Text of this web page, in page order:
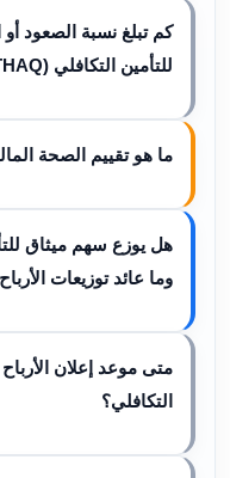
كم تبلغ نسبة الصعود
للتأمين التكافلي (METHAQ) بحسب المحللين؟
ما هو تقييم الصحة
وما عائد توزيعات
متى موعد إعلان
التكافلي؟